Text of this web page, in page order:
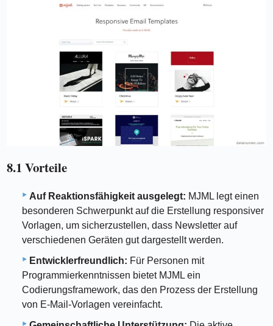
8.1 Vorteile
Auf Reaktionsfähigkeit ausgelegt: MJML legt einen
besonderen Schwerpunkt auf die Erstellung responsiver
Vorlagen, um sicherzustellen, dass Newsletter auf
verschiedenen Geräten gut dargestellt werden.
Entwicklerfreundlich: Für Personen mit
Programmierkenntnissen bietet MJML ein
Codierungsframework, das den Prozess der Erstellung
von E-Mail-Vorlagen vereinfacht.